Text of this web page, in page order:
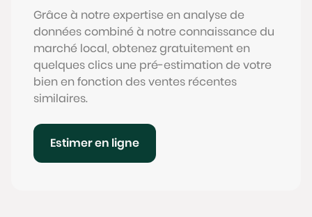
Grâce à notre expertise en analyse de
données combiné à notre connaissance du
marché local, obtenez gratuitement en
quelques clics une pré-estimation de votre
bien en fonction des ventes récentes
similaires.
Estimer en ligne